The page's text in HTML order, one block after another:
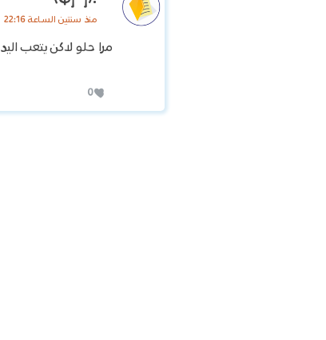
منذ سنتين الساعة 22:16
مرا حلو لاكن يتعب اليد
0